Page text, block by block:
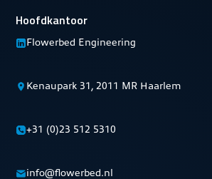
Hoofdkantoor
Flowerbed Engineering
Kenaupark 31, 2011 MR Haarlem
+31 (0)23 512 5310
info@flowerbed.nl